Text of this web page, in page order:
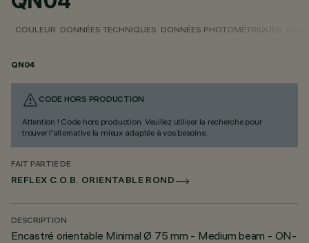
COULEUR DONNÉES TECHNIQUES DONNÉES PHOTOMÉTRIQUES
QN04
CODE HORS PRODUCTION
Attention ! Code hors production. Veuillez utiliser la recherche pour
trouver l'alternative la mieux adaptée à vos besoins.
FAIT PARTIE DE
REFLEX C.O.B. ORIENTABLE ROND
DESCRIPTION
Encastré orientable Minimal Ø 75 mm - Medium beam - ON-